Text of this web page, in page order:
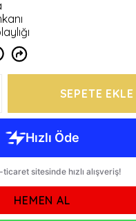
SEPETE EKLE
HEMEN AL